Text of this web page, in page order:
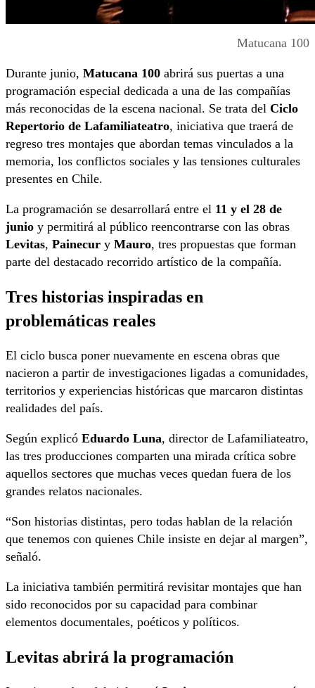
Matucana 100
Durante junio, Matucana 100 abrirá sus puertas a una
programación especial dedicada a una de las compañías
más reconocidas de la escena nacional. Se trata del Ciclo
Repertorio de Lafamiliateatro, iniciativa que traerá de
regreso tres montajes que abordan temas vinculados a la
memoria, los conflictos sociales y las tensiones culturales
presentes en Chile.
La programación se desarrollará entre el 11 y el 28 de
junio y permitirá al público reencontrarse con las obras
Levitas, Painecur y Mauro, tres propuestas que forman
parte del destacado recorrido artístico de la compañía.
Tres historias inspiradas en
problemáticas reales
El ciclo busca poner nuevamente en escena obras que
nacieron a partir de investigaciones ligadas a comunidades,
territorios y experiencias históricas que marcaron distintas
realidades del país.
Según explicó Eduardo Luna, director de Lafamiliateatro,
las tres producciones comparten una mirada crítica sobre
aquellos sectores que muchas veces quedan fuera de los
grandes relatos nacionales.
“Son historias distintas, pero todas hablan de la relación
que tenemos con quienes Chile insiste en dejar al margen”,
señaló.
La iniciativa también permitirá revisitar montajes que han
sido reconocidos por su capacidad para combinar
elementos documentales, poéticos y políticos.
Levitas abrirá la programación